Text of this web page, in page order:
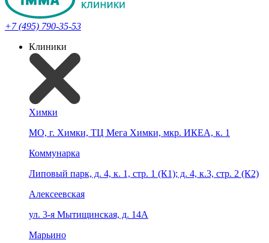
+7 (495) 790-35-53
Клиники
Химки
МО, г. Химки, ТЦ Мега Химки, мкр. ИКЕА, к. 1
Коммунарка
Липовый парк, д. 4, к. 1, стр. 1 (К1); д. 4, к.3, стр. 2 (К2)
Алексеевская
ул. 3-я Мытищинская, д. 14А
Марьино